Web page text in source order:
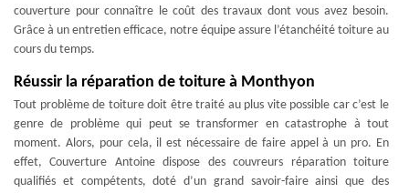
couverture pour connaître le coût des travaux dont vous avez besoin.
Grâce à un entretien efficace, notre équipe assure l’étanchéité toiture au
cours du temps.
Réussir la réparation de toiture à Monthyon
Tout problème de toiture doit être traité au plus vite possible car c’est le
genre de problème qui peut se transformer en catastrophe à tout
moment. Alors, pour cela, il est nécessaire de faire appel à un pro. En
effet, Couverture Antoine dispose des couvreurs réparation toiture
qualifiés et compétents, doté d’un grand savoir-faire ainsi que des